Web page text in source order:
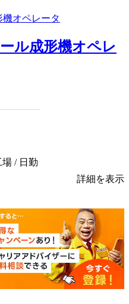
ル成形機オペレ
/ 日勤
詳細を表示